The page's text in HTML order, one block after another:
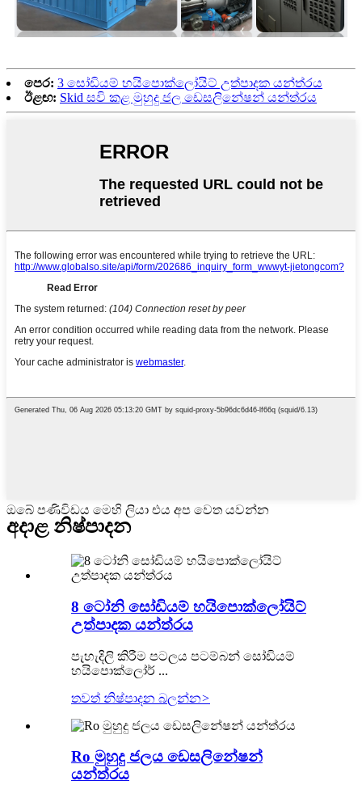
පෙර: 3 සෝඩියම් හයිපොක්ලෝයිට් උත්පාදක යන්ත්රය
ඊළඟ: Skid සවි කළ මුහුදු ජල ඩෙසලිනේෂන් යන්ත්රය
ඔබේ පණිවිඩය මෙහි ලියා එය අප වෙත යවන්න
අදාළ නිෂ්පාදන
8 ටෝනි සෝඩියම් හයිපොක්ලෝයිට්
උත්පාදක යන්ත්රය
පැහැදිලි කිරීම පටලය පටම්බන් සෝඩියම්
හයිපොක්ලෝර් ...
තවත් නිෂ්පාදන බලන්න>
Ro මුහුදු ජලය ඩෙසලිනේෂන්
යන්ත්රය